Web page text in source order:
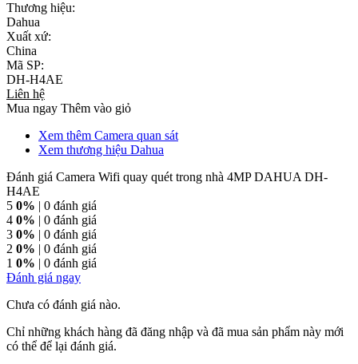
Thương hiệu:
Dahua
Xuất xứ:
China
Mã SP:
DH-H4AE
Liên hệ
Mua ngay Thêm vào giỏ
Xem thêm Camera quan sát
Xem thương hiệu Dahua
Đánh giá Camera Wifi quay quét trong nhà 4MP DAHUA DH-
H4AE
5 0% | 0 đánh giá
4 0% | 0 đánh giá
3 0% | 0 đánh giá
2 0% | 0 đánh giá
1 0% | 0 đánh giá
Đánh giá ngay
Chưa có đánh giá nào.
Chỉ những khách hàng đã đăng nhập và đã mua sản phẩm này mới
có thể để lại đánh giá.